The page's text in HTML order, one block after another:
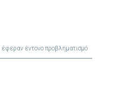
έντονο προβληματισμό